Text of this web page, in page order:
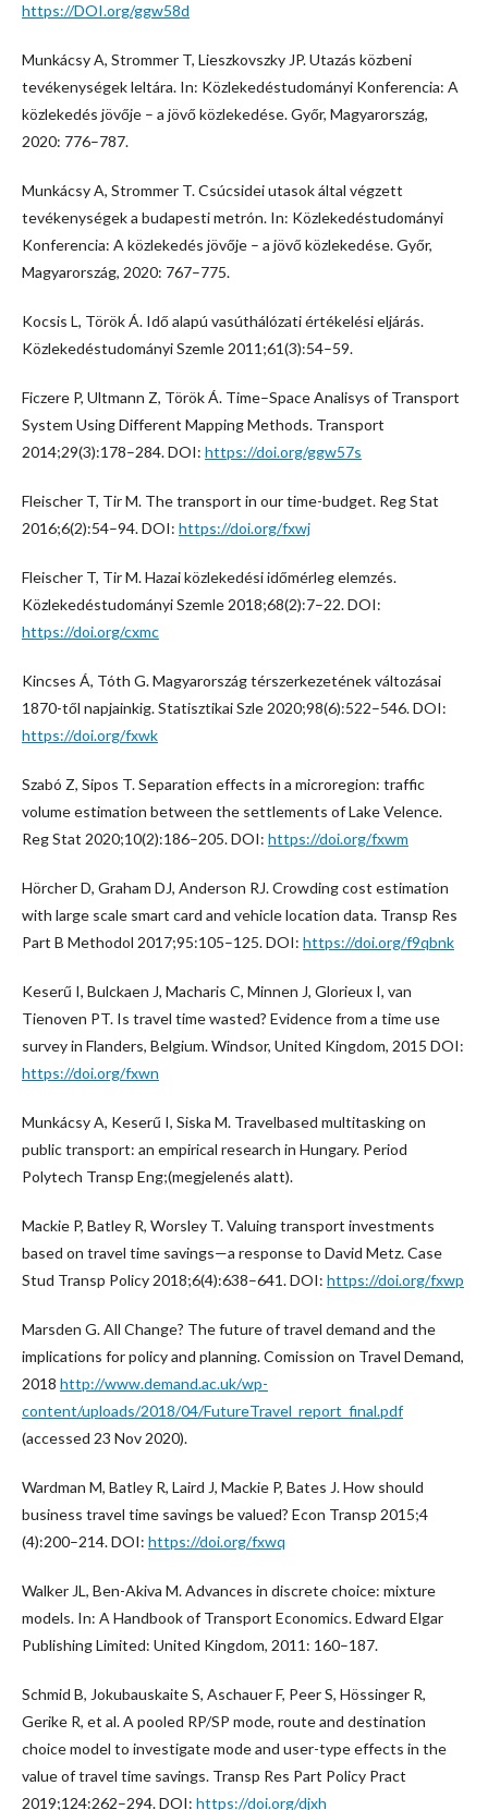
https://DOI.org/ggw58d
Munkácsy A, Strommer T, Lieszkovszky JP. Utazás közbeni
tevékenységek leltára. In: Közlekedéstudományi Konferencia: A
közlekedés jövője – a jövő közlekedése. Győr, Magyarország,
2020: 776–787.
Munkácsy A, Strommer T. Csúcsidei utasok által végzett
tevékenységek a budapesti metrón. In: Közlekedéstudományi
Konferencia: A közlekedés jövője – a jövő közlekedése. Győr,
Magyarország, 2020: 767–775.
Kocsis L, Török Á. Idő alapú vasúthálózati értékelési eljárás.
Közlekedéstudományi Szemle 2011;61(3):54–59.
Ficzere P, Ultmann Z, Török Á. Time–Space Analisys of Transport
System Using Different Mapping Methods. Transport
2014;29(3):178–284. DOI: https://doi.org/ggw57s
Fleischer T, Tir M. The transport in our time-budget. Reg Stat
2016;6(2):54–94. DOI: https://doi.org/fxwj
Fleischer T, Tir M. Hazai közlekedési időmérleg elemzés.
Közlekedéstudományi Szemle 2018;68(2):7–22. DOI:
https://doi.org/cxmc
Kincses Á, Tóth G. Magyarország térszerkezetének változásai
1870-től napjainkig. Statisztikai Szle 2020;98(6):522–546. DOI:
https://doi.org/fxwk
Szabó Z, Sipos T. Separation effects in a microregion: traffic
volume estimation between the settlements of Lake Velence.
Reg Stat 2020;10(2):186–205. DOI: https://doi.org/fxwm
Hörcher D, Graham DJ, Anderson RJ. Crowding cost estimation
with large scale smart card and vehicle location data. Transp Res
Part B Methodol 2017;95:105–125. DOI: https://doi.org/f9qbnk
Keserű I, Bulckaen J, Macharis C, Minnen J, Glorieux I, van
Tienoven PT. Is travel time wasted? Evidence from a time use
survey in Flanders, Belgium. Windsor, United Kingdom, 2015 DOI:
https://doi.org/fxwn
Munkácsy A, Keserű I, Siska M. Travelbased multitasking on
public transport: an empirical research in Hungary. Period
Polytech Transp Eng;(megjelenés alatt).
Mackie P, Batley R, Worsley T. Valuing transport investments
based on travel time savings—a response to David Metz. Case
Stud Transp Policy 2018;6(4):638–641. DOI: https://doi.org/fxwp
Marsden G. All Change? The future of travel demand and the
implications for policy and planning. Comission on Travel Demand,
2018 http://www.demand.ac.uk/wp-
content/uploads/2018/04/FutureTravel_report_final.pdf
(accessed 23 Nov 2020).
Wardman M, Batley R, Laird J, Mackie P, Bates J. How should
business travel time savings be valued? Econ Transp 2015;4
(4):200–214. DOI: https://doi.org/fxwq
Walker JL, Ben-Akiva M. Advances in discrete choice: mixture
models. In: A Handbook of Transport Economics. Edward Elgar
Publishing Limited: United Kingdom, 2011: 160–187.
Schmid B, Jokubauskaite S, Aschauer F, Peer S, Hössinger R,
Gerike R, et al. A pooled RP/SP mode, route and destination
choice model to investigate mode and user-type effects in the
value of travel time savings. Transp Res Part Policy Pract
2019;124:262–294. DOI: https://doi.org/djxh